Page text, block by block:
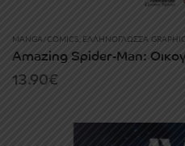
MANGA/COMICS ΕΛΛΗΝΌΓΛΩΣΣΑ
Amazing Spider-Man:
13.90€